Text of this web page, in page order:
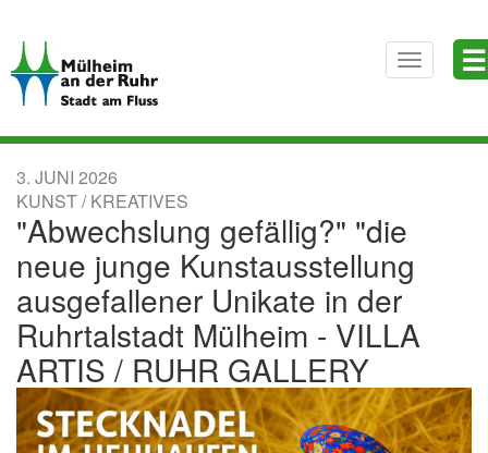
zum
Inhalt
Toggle
navigation
☰
3. JUNI 2026
KUNST / KREATIVES
"Abwechslung gefällig?" "die
neue junge Kunstausstellung
ausgefallener Unikate in der
Ruhrtalstadt Mülheim - VILLA
ARTIS / RUHR GALLERY